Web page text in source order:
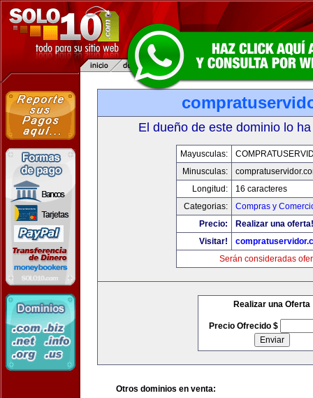
El dueño de este dominio lo
Mayusculas:
Minusculas:
Longitud:
16 caracteres
Categorias:
Compras y
Precio:
Realizar una oferta!
Visitar!
Serán consideradas
Realizar una Oferta
Precio Ofrecido $
Otros dominios en venta: